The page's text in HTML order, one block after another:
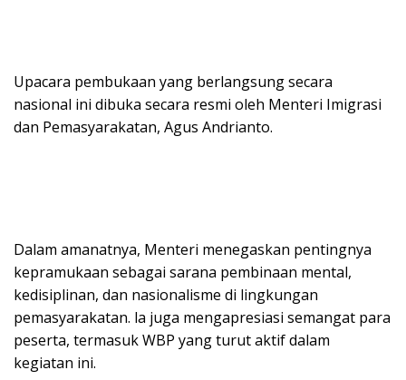
Upacara pembukaan yang berlangsung secara
nasional ini dibuka secara resmi oleh Menteri Imigrasi
dan Pemasyarakatan, Agus Andrianto.
Dalam amanatnya, Menteri menegaskan pentingnya
kepramukaan sebagai sarana pembinaan mental,
kedisiplinan, dan nasionalisme di lingkungan
pemasyarakatan. la juga mengapresiasi semangat para
peserta, termasuk WBP yang turut aktif dalam
kegiatan ini.